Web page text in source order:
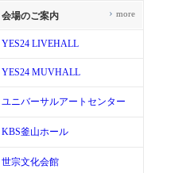
会場のご案内
YES24 LIVEHALL
YES24 MUVHALL
ユニバーサルアートセンター
KBS釜山ホール
世宗文化会館
› more